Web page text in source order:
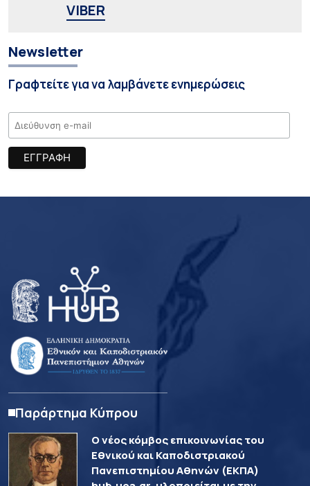
VIBER
Newsletter
Γραφτείτε για να λαμβάνετε ενημερώσεις
Παράρτημα Κύπρου
Ο νέος κόμβος επικοινωνίας του
Εθνικού και Καποδιστριακού
Πανεπιστημίου Αθηνών (ΕΚΠΑ)